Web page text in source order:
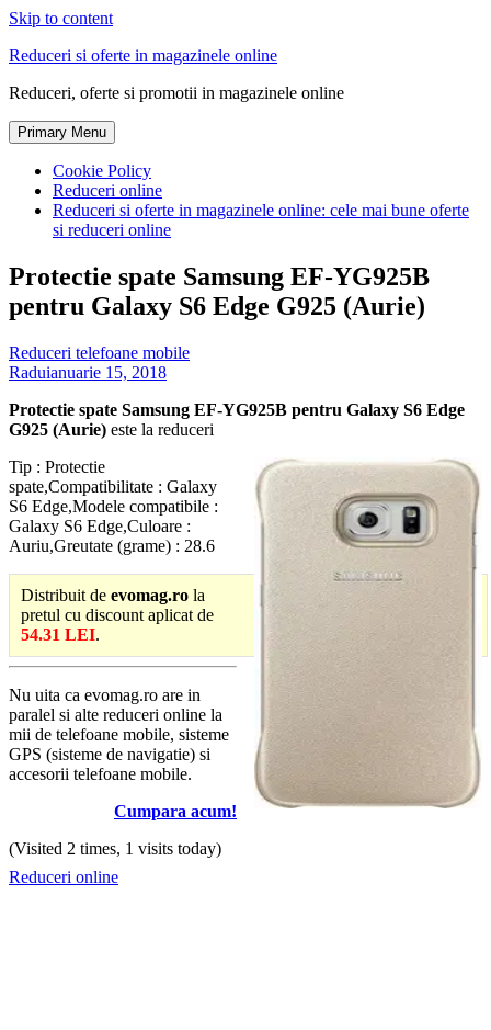
Skip to content
Reduceri si oferte in magazinele online
Reduceri, oferte si promotii in magazinele online
Primary Menu
Cookie Policy
Reduceri online
Reduceri si oferte in magazinele online: cele mai bune oferte
si reduceri online
Protectie spate Samsung EF-YG925B
pentru Galaxy S6 Edge G925 (Aurie)
Reduceri telefoane mobile
Raduianuarie 15, 2018
Protectie spate Samsung EF-YG925B pentru Galaxy S6 Edge
G925 (Aurie) este la reduceri
Tip : Protectie
spate,Compatibilitate : Galaxy
S6 Edge,Modele compatibile :
Galaxy S6 Edge,Culoare :
Auriu,Greutate (grame) : 28.6
Distribuit de evomag.ro la
pretul cu discount aplicat de
54.31 LEI.
Nu uita ca evomag.ro are in
paralel si alte reduceri online la
mii de telefoane mobile, sisteme
GPS (sisteme de navigatie) si
accesorii telefoane mobile.
Cumpara acum!
(Visited 2 times, 1 visits today)
Reduceri online